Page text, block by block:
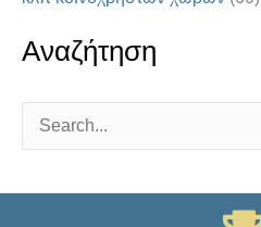
Αναζήτηση
a